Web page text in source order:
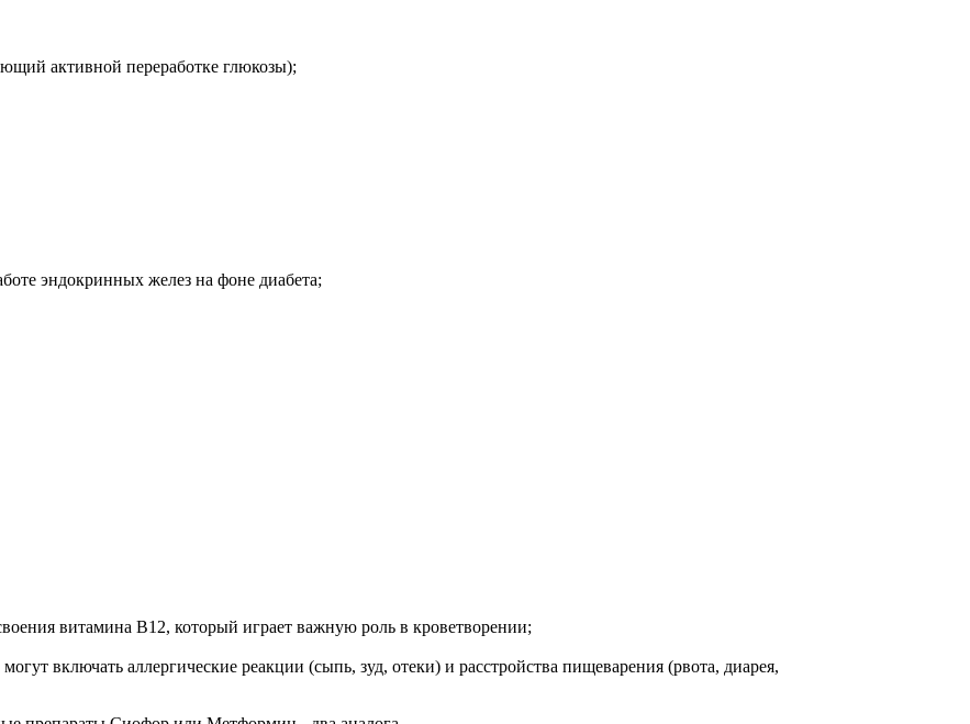
активной переработке глюкозы);
эндокринных желез на фоне диабета;
витамина В12, который играет важную роль в кроветворении;
включать аллергические реакции (сыпь, зуд, отеки) и расстройства пищеварения (рвота, диарея,